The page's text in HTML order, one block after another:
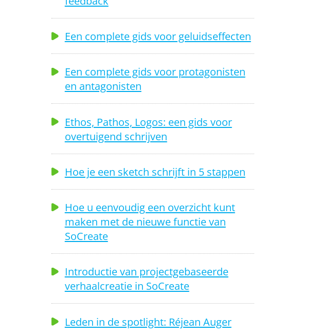
Een complete gids voor geluidseffecten
Een complete gids voor protagonisten
en antagonisten
Ethos, Pathos, Logos: een gids voor
overtuigend schrijven
Hoe je een sketch schrijft in 5 stappen
Hoe u eenvoudig een overzicht kunt
maken met de nieuwe functie van
SoCreate
Introductie van projectgebaseerde
verhaalcreatie in SoCreate
Leden in de spotlight: Réjean Auger